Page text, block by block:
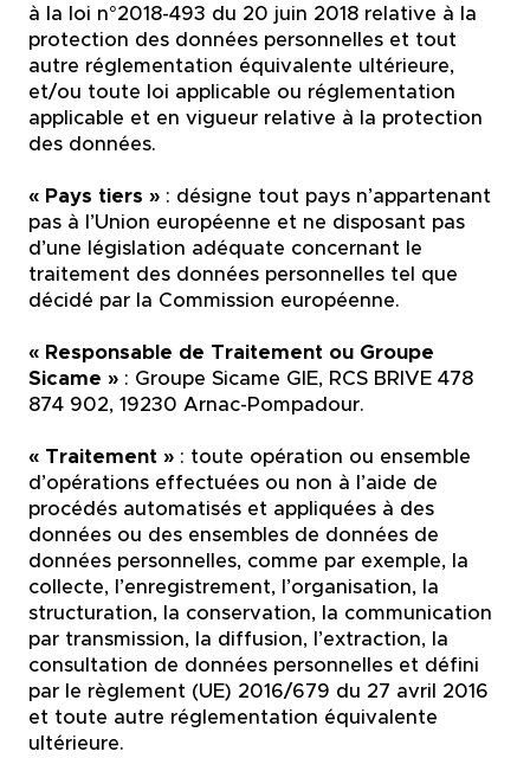
à la loi n°2018-493 du 20 juin 2018 relative à la
protection des données personnelles et tout
autre réglementation équivalente ultérieure,
et/ou toute loi applicable ou réglementation
applicable et en vigueur relative à la protection
des données.
« Pays tiers » : désigne tout pays n’appartenant
pas à l’Union européenne et ne disposant pas
d’une législation adéquate concernant le
traitement des données personnelles tel que
décidé par la Commission européenne.
« Responsable de Traitement ou Groupe
Sicame »: Groupe Sicame GIE, RCS BRIVE 478
874 902, 19230 Arnac-Pompadour.
« Traitement » : toute opération ou ensemble
d’opérations effectuées ou non à l’aide de
procédés automatisés et appliquées à des
données ou des ensembles de données de
données personnelles, comme par exemple, la
collecte, l’enregistrement, l’organisation, la
structuration, la conservation, la communication
par transmission, la diffusion, l’extraction, la
consultation de données personnelles et défini
par le règlement (UE) 2016/679 du 27 avril 2016
et toute autre réglementation équivalente
ultérieure.